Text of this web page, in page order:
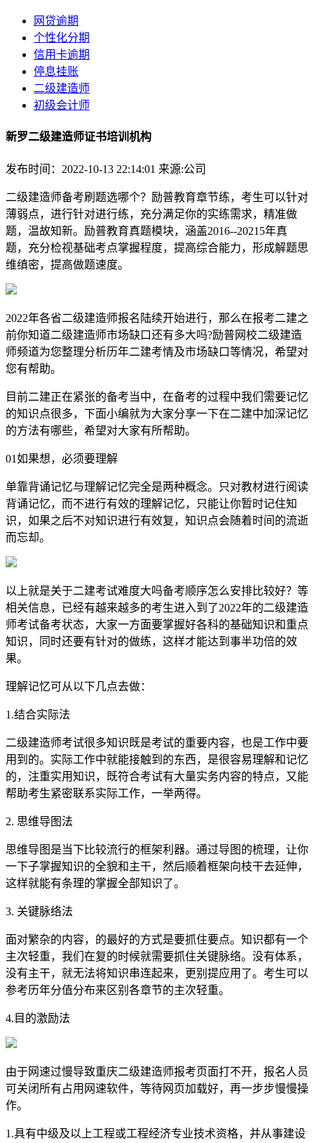
网贷逾期
个性化分期
信用卡逾期
停息挂账
二级建造师
初级会计师
新罗二级建造师证书培训机构
发布时间：2022-10-13 22:14:01 来源:公司
二级建造师备考刷题选哪个？励普教育章节练，考生可以针对
薄弱点，进行针对进行练，充分满足你的实练需求，精准做
题，温故知新。励普教育真题模块，涵盖2016--20215年真
题，充分检视基础考点掌握程度，提高综合能力，形成解题思
维缜密，提高做题速度。
2022年各省二级建造师报名陆续开始进行，那么在报考二建之
前你知道二级建造师市场缺口还有多大吗?励普网校二级建造
师频道为您整理分析历年二建考情及市场缺口等情况，希望对
您有帮助。
目前二建正在紧张的备考当中，在备考的过程中我们需要记忆
的知识点很多，下面小编就为大家分享一下在二建中加深记忆
的方法有哪些，希望对大家有所帮助。
01如果想，必须要理解
单靠背诵记忆与理解记忆完全是两种概念。只对教材进行阅读
背诵记忆，而不进行有效的理解记忆，只能让你暂时记住知
识，如果之后不对知识进行有效复，知识点会随着时间的流逝
而忘却。
以上就是关于二建考试难度大吗备考顺序怎么安排比较好？等
相关信息，已经有越来越多的考生进入到了2022年的二级建造
师考试备考状态，大家一方面要掌握好各科的基础知识和重点
知识，同时还要有针对的做练，这样才能达到事半功倍的效
果。
理解记忆可从以下几点去做：
1.结合实际法
二级建造师考试很多知识既是考试的重要内容，也是工作中要
用到的。实际工作中就能接触到的东西，是很容易理解和记忆
的，注重实用知识，既符合考试有大量实务内容的特点，又能
帮助考生紧密联系实际工作，一举两得。
2. 思维导图法
思维导图是当下比较流行的框架利器。通过导图的梳理，让你
一下子掌握知识的全貌和主干，然后顺着框架向枝干去延伸，
这样就能有条理的掌握全部知识了。
3. 关键脉络法
面对繁杂的内容，的最好的方式是要抓住要点。知识都有一个
主次轻重，我们在复的时候就需要抓住关键脉络。没有体系，
没有主干，就无法将知识串连起来，更别提应用了。考生可以
参考历年分值分布来区别各章节的主次轻重。
4.目的激励法
由于网速过慢导致重庆二级建造师报考页面打不开，报名人员
可关闭所有占用网速软件，等待网页加载好，再一步步慢慢操
作。
1.具有中级及以上工程或工程经济专业技术资格，并从事建设